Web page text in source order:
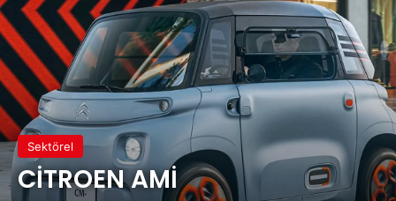
Sektörel
CİTROEN AMİ